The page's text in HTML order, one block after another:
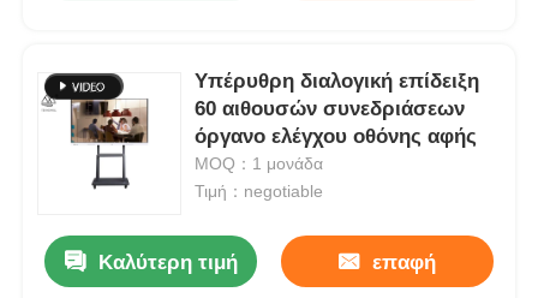
Υπέρυθρη διαλογική επίδειξη
60 αιθουσών συνεδριάσεων
όργανο ελέγχου οθόνης αφής
MOQ：1 μονάδα
Τιμή：negotiable
Καλύτερη τιμή επαφή